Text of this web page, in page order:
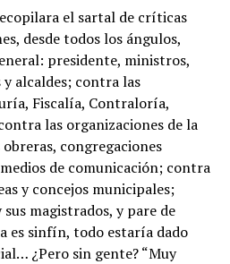
el sartal de críticas
desde todos los ángulos,
presidente, ministros,
alcaldes; contra las
Fiscalía, Contraloría,
las organizaciones de la
congregaciones
de comunicación; contra
y concejos municipales;
magistrados, y pare de
es sinfín, todo estaría dado
¿Pero sin gente? “Muy